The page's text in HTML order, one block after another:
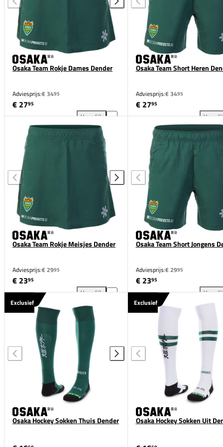
Osaka Team Rokje Dames Dender
Adviesprijs:€ 3495
€ 2795
Vergelijk
Osaka Team Rokje Dames Dender toevoegen aan
Osaka Team Short Heren
Adviesprijs:€ 3495
€ 2795
Osaka Team Rokje Meisjes Dender
Adviesprijs:€ 2995
€ 2395
Vergelijk
Osaka Team Rokje Meisjes Dender toevoegen aan
Osaka Team Short Jongens
Adviesprijs:€ 2995
€ 2395
Exclusief
Osaka Hockey Sokken Thuis Dender
Exclusief
Osaka Hockey Sokken Uit